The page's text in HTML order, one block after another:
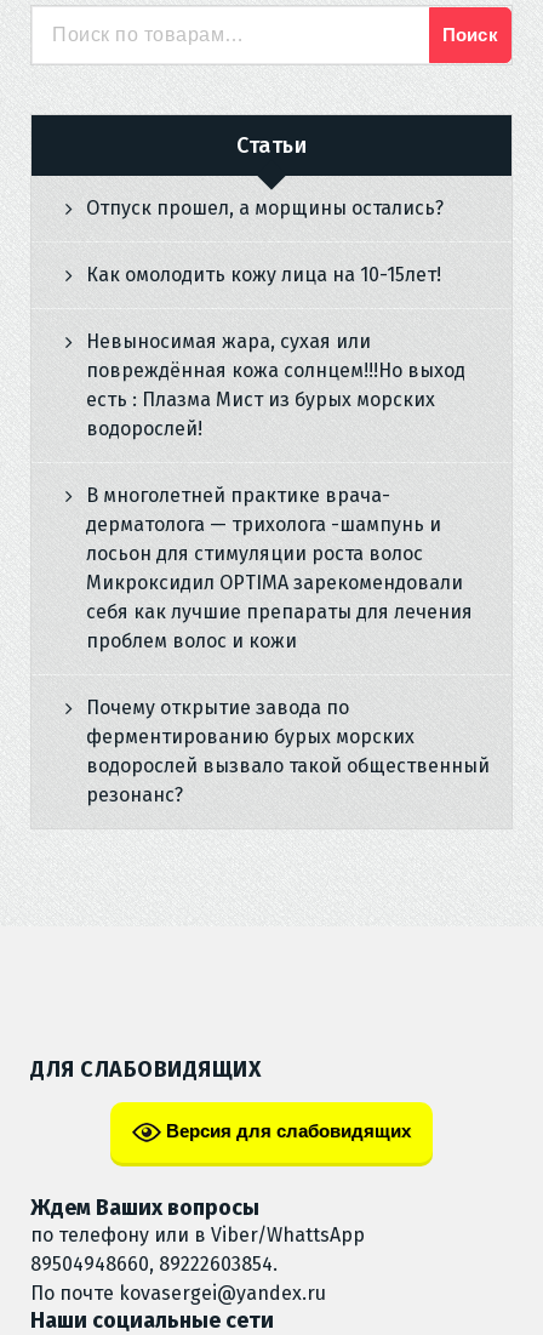
Поиск
Статьи
Отпуск прошел, а морщины остались?
Как омолодить кожу лица на 10-15лет!
Невыносимая жара, сухая или
повреждённая кожа солнцем!!!Но выход
есть : Плазма Мист из бурых морских
водорослей!
В многолетней практике врача-
дерматолога — трихолога -шампунь и
лосьон для стимуляции роста волос
Микроксидил OPTIMA зарекомендовали
себя как лучшие препараты для лечения
проблем волос и кожи
Почему открытие завода по
ферментированию бурых морских
водорослей вызвало такой общественный
резонанс?
ДЛЯ СЛАБОВИДЯЩИХ
Версия для слабовидящих
Ждем Ваших вопросы
по телефону или в Viber/WhattsApp
89504948660, 89222603854.
По почте kovasergei@yandex.ru
Наши социальные сети